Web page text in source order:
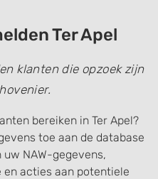
Ter Apel
klanten die opzoek zijn
bereiken in Ter Apel?
toe aan de database
uw NAW-gegevens,
acties aan potentiele